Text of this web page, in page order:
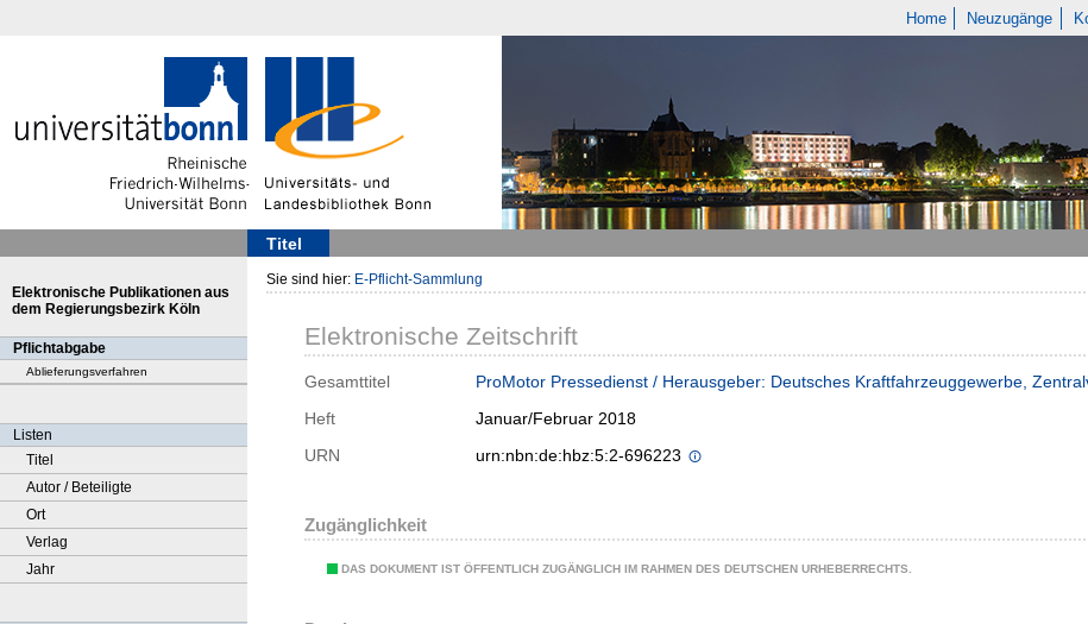
Home Neuzugänge
Titel
Elektronische Publikationen aus
dem Regierungsbezirk Köln
Pflichtabgabe
Ablieferungsverfahren
Listen
Titel
Autor / Beteiligte
Ort
Verlag
Jahr
Sie sind hier: E-Pflicht-Sammlung
Elektronische Zeitschrift
Gesamttitel
ProMotor Pressedienst / Herausgeber: Deutsches Kraftfahrzeuggewerbe,
Heft
Januar/Februar 2018
URN
urn:nbn:de:hbz:5:2-696223
Zugänglichkeit
DAS DOKUMENT IST ÖFFENTLICH ZUGÄNGLICH IM RAHMEN DES DEUTSCHEN URHEBERRECHTS.